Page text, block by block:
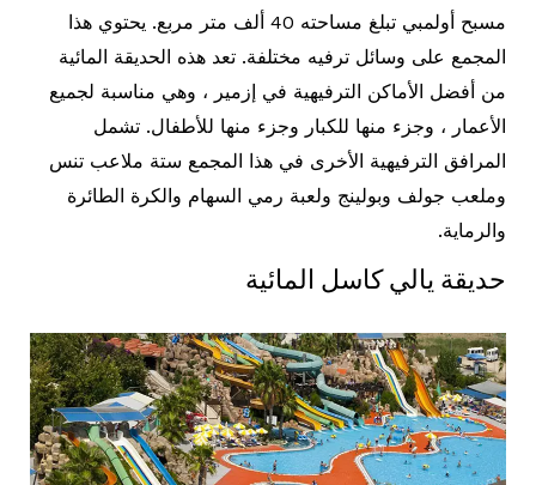
مسبح أولمبي تبلغ مساحته 40 ألف متر مربع. يحتوي هذا
المجمع على وسائل ترفيه مختلفة. تعد هذه الحديقة المائية
من أفضل الأماكن الترفيهية في إزمير ، وهي مناسبة لجميع
الأعمار ، وجزء منها للكبار وجزء منها للأطفال. تشمل
المرافق الترفيهية الأخرى في هذا المجمع ستة ملاعب تنس
وملعب جولف وبولينج ولعبة رمي السهام والكرة الطائرة
والرماية.
حديقة يالي كاسل المائية